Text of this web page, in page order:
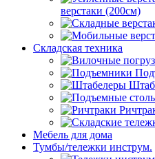
верстаки (200см)
Складская техника
Мебель для дома
Тумбы/тележки инструм.